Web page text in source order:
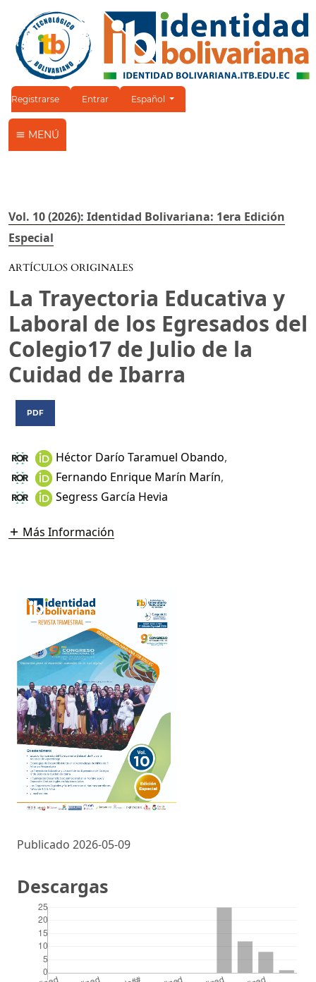
Registrarse Entrar Cambiar el idioma. El idioma actual es:
Español
MENÚ
Vol. 10 (2026): Identidad Bolivariana: 1era Edición
Especial
ARTÍCULOS ORIGINALES
La Trayectoria Educativa y
Laboral de los Egresados del
Colegio17 de Julio de la
Cuidad de Ibarra
PDF
Héctor Darío Taramuel Obando,
Fernando Enrique Marín Marín,
Segress García Hevia
Más Información
Publicado 2026-05-09
Descargas